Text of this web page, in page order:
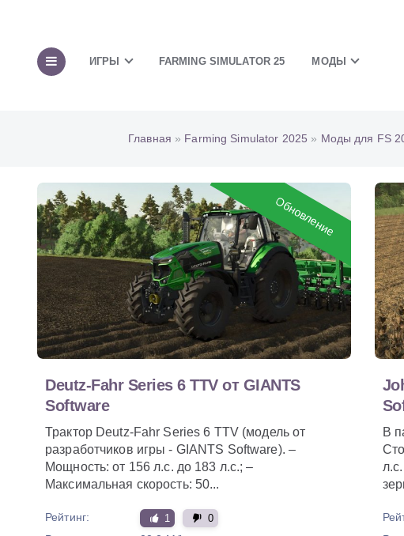
ИГРЫ FARMING SIMULATOR 25 МОДЫ
Главная » Farming Simulator 2025 » Моды для FS
Обновление
Deutz-Fahr Series 6 TTV от GIANTS
Software
Трактор Deutz-Fahr Series 6 TTV (модель от
разработчиков игры - GIANTS Software). –
Мощность: от 156 л.с. до 183 л.с.; –
Максимальная скорость: 50...
Рейтинг: 1 0
В